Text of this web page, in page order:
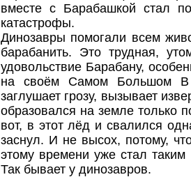
вместе с Барабашкой стал
катастрофы.
Динозавры помогали всем
барабанить. Это трудная,
удовольствие Барабану,
на своём Самом Большом В
заглушает грозу, вызывает
образовался на земле только
вот, в этот лёд и свалился
заснул. И не высох, потому,
этому времени уже стал таким
Так бывает у динозавров.